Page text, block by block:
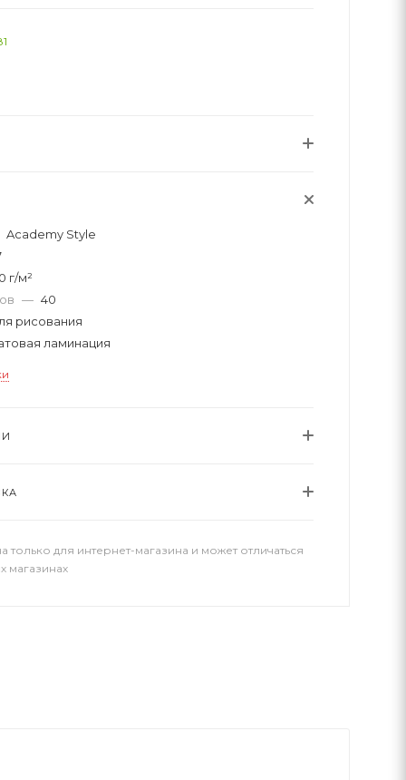
Academy Style
г/м²
— 40
рисования
ламинация
только для интернет-магазина и может отличаться
магазинах